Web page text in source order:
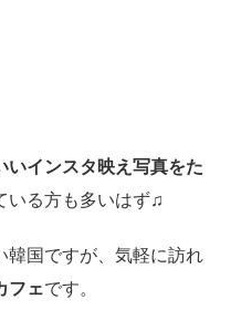
いインスタ映え写真をた
いる方も多いはず♫
韓国ですが、気軽に訪れ
フェです。